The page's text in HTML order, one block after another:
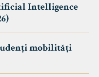
Intelligence
mobilități